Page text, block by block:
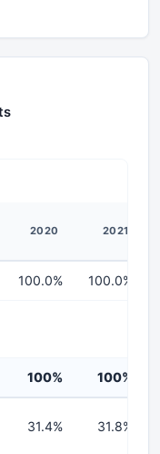
2020 2021
100.0% 100.0%
100% 100%
31.4% 31.8%